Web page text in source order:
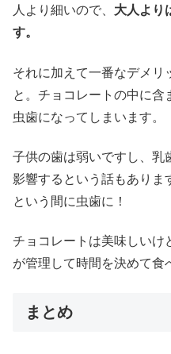
人より細いので、 大人より
す。
それに加えて一番なデメリ
と。チョコレートの中に含
虫歯になってしまいます。
子供の歯は弱いですし、乳
影響するという話もありま
という間に虫歯に！
チョコレートは美味しいけ
が管理して時間を決めて食
まとめ